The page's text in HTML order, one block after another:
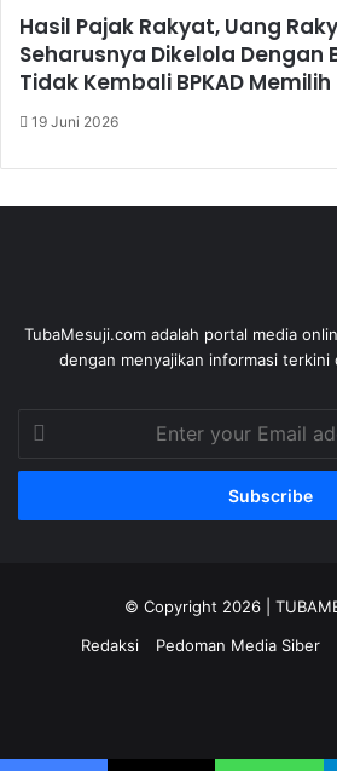
Hasil Pajak Rakyat, Uang
Seharusnya Dikelola Dengan
Tidak Kembali BPKAD
19 Juni 2026
TubaMesuji.com adalah portal media
dengan menyajikan informasi terkini
your
Email
© Copyright 2026 |
Redaksi
Pedoman Media Siber